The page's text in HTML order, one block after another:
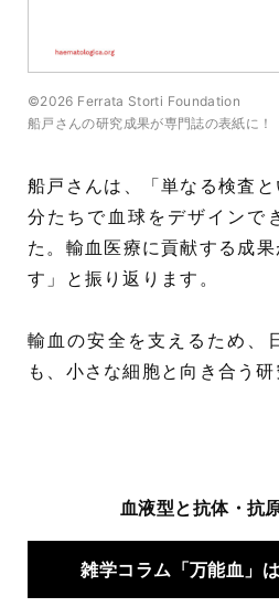
©2026 Ferrata Storti Foundation
船戸さんの研究成果が専門誌の表紙に！
船戸さんは、「単なる検査
分たちで血球をデザインで
た。輸血医療に貢献する成
す」と振り返ります。
輸血の安全を支えるため、
も、小さな細胞と向き合う研
血液型と抗体・抗
雑学コラム「万能血」